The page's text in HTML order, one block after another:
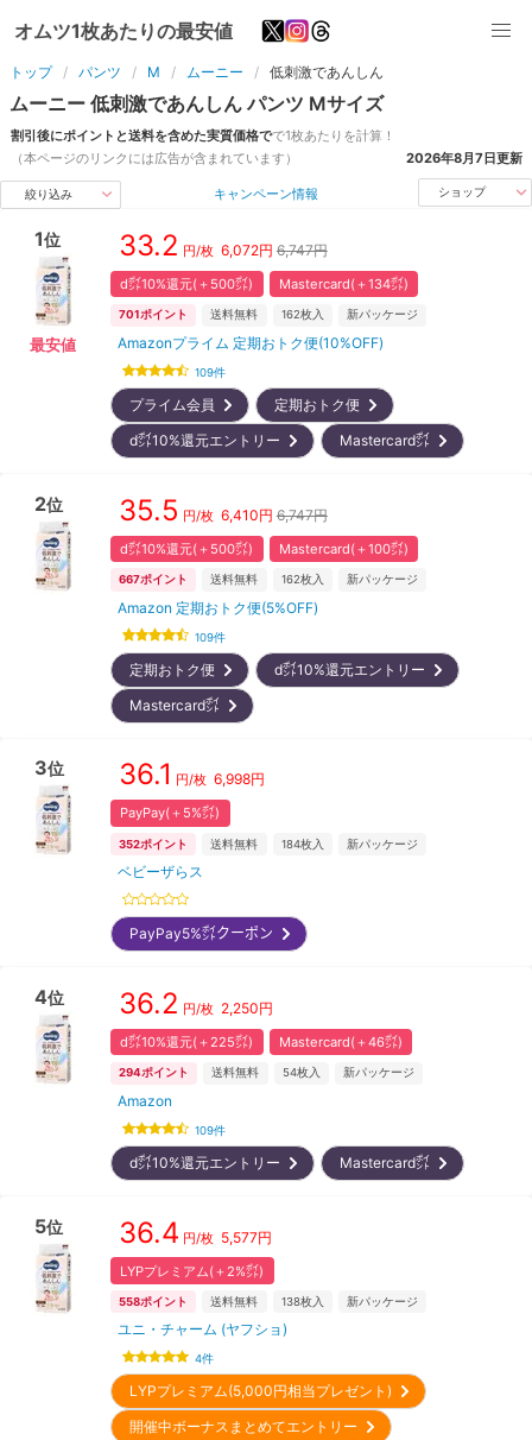
オムツ1枚あたりの最安値
トップ パンツ M ムーニー 低刺激であんしん
ムーニー 低刺激であんしん パンツ Mサイズ
割引後にポイントと送料を含めた実質価格でで1枚あたりを計算！
（本ページのリンクには広告が含まれています）
2026年8月7日更新
絞り込み キャンペーン情報 ショップ
1位
最安値
33.2 円/枚 6,072円 6,747円
d㌽10%還元(＋500㌽) Mastercard(＋134㌽)
701 ポイント 送料無料 162枚入 新パッケージ
Amazonプライム 定期おトク便(10%OFF)
109件
プライム会員
定期おトク便
d㌽10%還元エントリー
Mastercard㌽
2位 35.5 円/枚 6,410円 6,747円
d㌽10%還元(＋500㌽) Mastercard(＋100㌽)
667ポイント 送料無料 162枚入 新パッケージ
Amazon 定期おトク便(5%OFF)
109件
定期おトク便
d㌽10%還元エントリー
Mastercard㌽
3位 36.1 円/枚 6,998円
PayPay(＋5%㌽)
352ポイント 送料無料 184枚入 新パッケージ
ベビーザらス
PayPay5%㌽クーポン
4位 36.2 円/枚 2,250円
d㌽10%還元(＋225㌽) Mastercard(＋46㌽)
294ポイント 送料無料 54枚入 新パッケージ
Amazon
109件
d㌽10%還元エントリー Mastercard㌽
5位 36.4 円/枚 5,577円
LYPプレミアム(＋2%㌽)
558ポイント 送料無料 138枚入 新パッケージ
ユニ・チャーム (ヤフショ)
4件
LYPプレミアム(5,000円相当プレゼント)
開催中ボーナスまとめてエントリー